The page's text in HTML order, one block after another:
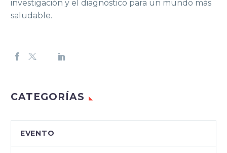
investigación y el diagnóstico para un mundo más
saludable.
CATEGORÍAS
EVENTO